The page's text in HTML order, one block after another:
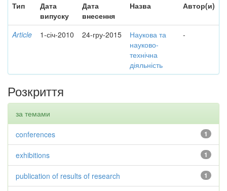
Тип
Дата
випуску
Дата
внесення
Назва Автор(и)
Article 1-січ-2010 24-гру-2015
Наукова та
науково-
технічна
діяльність
-
Розкриття
за темами
1
conferences
1
exhibitions
1
publication of results of research